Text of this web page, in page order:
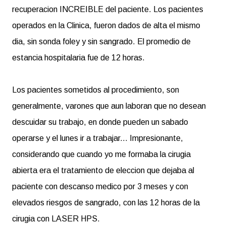
recuperacion INCREIBLE del paciente. Los pacientes
operados en la Clinica, fueron dados de alta el mismo
dia, sin sonda foley y sin sangrado. El promedio de
estancia hospitalaria fue de 12 horas.
Los pacientes sometidos al procedimiento, son
generalmente, varones que aun laboran que no desean
descuidar su trabajo, en donde pueden un sabado
operarse y el lunes ir a trabajar... Impresionante,
considerando que cuando yo me formaba la cirugia
abierta era el tratamiento de eleccion que dejaba al
paciente con descanso medico por 3 meses y con
elevados riesgos de sangrado, con las 12 horas de la
cirugia con LASER HPS.